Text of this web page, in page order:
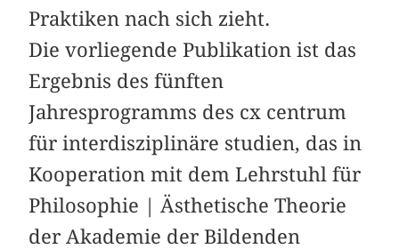
Praktiken nach sich zieht.
Die vorliegende Publikation ist das
Ergebnis des fünften
Jahresprogramms des cx centrum
für interdisziplinäre studien, das in
Kooperation mit dem Lehrstuhl für
Philosophie | Ästhetische Theorie
der Akademie der Bildenden